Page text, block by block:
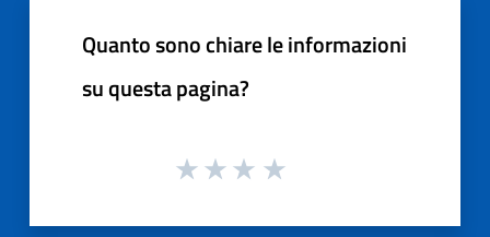
Quanto sono chiare le informazioni
su questa pagina?